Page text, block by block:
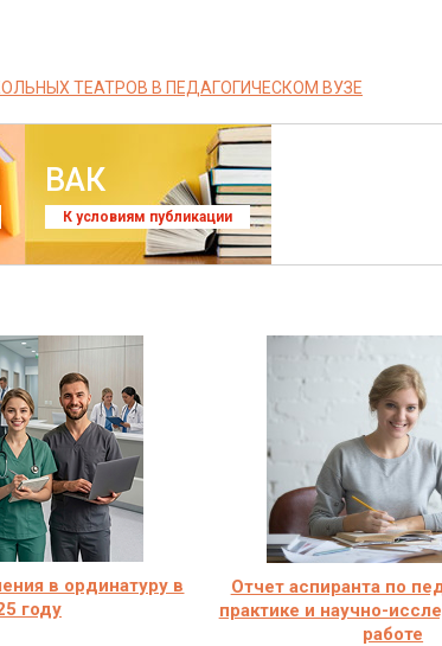
ТЕАТРОВ В ПЕДАГОГИЧЕСКОМ ВУЗЕ
ВАК
К условиям публикации
в ординатуру в
году
Отчет аспиранта по
практике и научно-
работе